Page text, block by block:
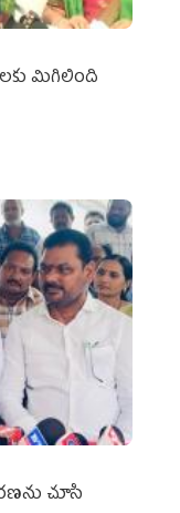
మిగిలింది
చూసి